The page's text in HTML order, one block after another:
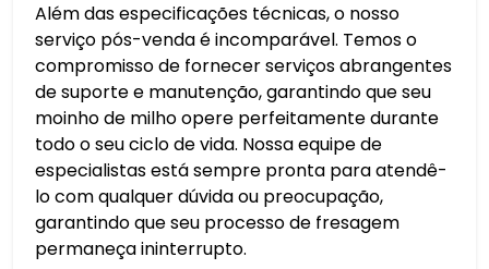
Além das especificações técnicas, o nosso
serviço pós-venda é incomparável. Temos o
compromisso de fornecer serviços abrangentes
de suporte e manutenção, garantindo que seu
moinho de milho opere perfeitamente durante
todo o seu ciclo de vida. Nossa equipe de
especialistas está sempre pronta para atendê-
lo com qualquer dúvida ou preocupação,
garantindo que seu processo de fresagem
permaneça ininterrupto.